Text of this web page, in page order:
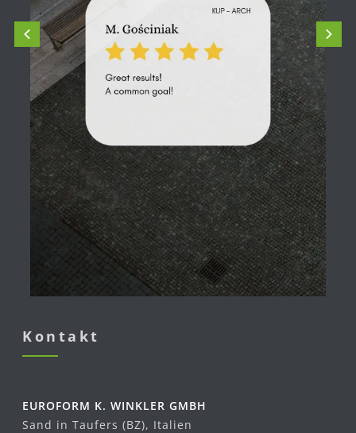
Kontakt
EUROFORM K. WINKLER GMBH
Sand in Taufers (BZ), Italien